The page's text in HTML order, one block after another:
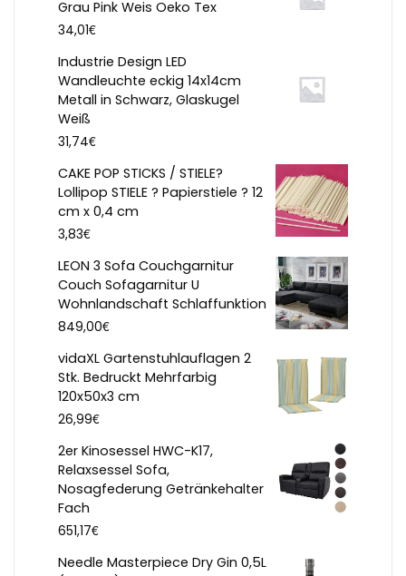
Grau Pink Weis Oeko Tex
34,01€
Industrie Design LED
Wandleuchte eckig 14x14cm
Metall in Schwarz, Glaskugel
Weiß
31,74€
CAKE POP STICKS / STIELE?
Lollipop STIELE ? Papierstiele ? 12
cm x 0,4 cm
3,83€
LEON 3 Sofa Couchgarnitur
Couch Sofagarnitur U
Wohnlandschaft Schlaffunktion
849,00€
vidaXL Gartenstuhlauflagen 2
Stk. Bedruckt Mehrfarbig
120x50x3 cm
26,99€
2er Kinosessel HWC-K17,
Relaxsessel Sofa,
Nosagfederung Getränkehalter
Fach
651,17€
Needle Masterpiece Dry Gin 0,5L